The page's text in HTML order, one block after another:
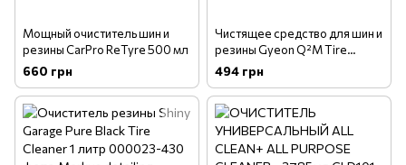
Мощный очиститель шин и
резины CarPro ReTyre 500 мл
660 грн
Чистящее средство для шин и
резины Gyeon Q²M Tire
Cleaner 500 мл
494 грн